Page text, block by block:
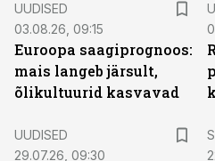
UUDISED
03.08.26, 09:15
Euroopa saagiprognoos:
mais langeb järsult,
õlikultuurid kasvavad
UUDISED
29.07.26, 09:30